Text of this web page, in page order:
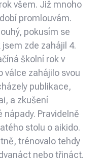
všem. Již mnoho
promlouvám.
pokusím se
jsem zde zahájil 4.
školní rok v
válce zahájilo svou
publikace,
a zkušení
Pravidelně
stolu o aikido.
trénovalo tehdy
nebo třináct.